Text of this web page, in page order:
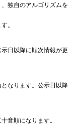
独自のアルゴリズムを
。
日以降に順次情報が更
なります。公示日以降
音順になります。